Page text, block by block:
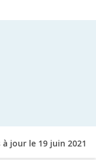
à jour le 19 juin 2021